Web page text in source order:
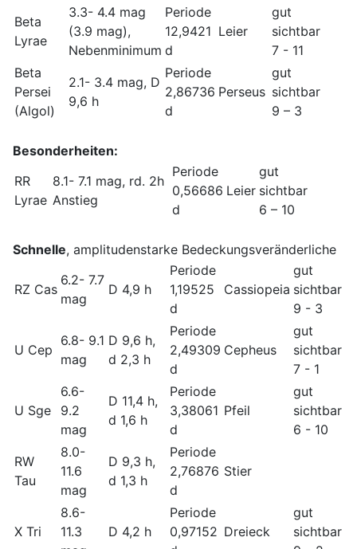
Beta
Lyrae
3.3- 4.4 mag
(3.9 mag),
Nebenminimum
Periode
12,9421
d
Leier
gut
sichtbar
7 - 11
Beta
Persei
(Algol)
2.1- 3.4 mag, D
9,6 h
Periode
2,86736
d
Perseus
gut
sichtbar
9 – 3
Besonderheiten:
RR
Lyrae
8.1- 7.1 mag, rd. 2h
Anstieg
Periode
0,56686
d
Leier
gut
sichtbar
6 – 10
Schnelle, amplitudenstarke Bedeckungsveränderliche
RZ Cas
6.2- 7.7
mag
D 4,9 h
Periode
1,19525
d
Cassiopeia
gut
sichtbar
9 - 3
U Cep
6.8- 9.1
mag
D 9,6 h,
d 2,3 h
Periode
2,49309
d
Cepheus
gut
sichtbar
7 - 1
U Sge
6.6-
9.2
mag
D 11,4 h,
d 1,6 h
Periode
3,38061
d
Pfeil
gut
sichtbar
6 - 10
RW
Tau
8.0-
11.6
mag
D 9,3 h,
d 1,3 h
Periode
2,76876
d
Stier
X Tri
8.6-
11.3
D 4,2 h
Periode
0,97152 Dreieck
gut
sichtbar